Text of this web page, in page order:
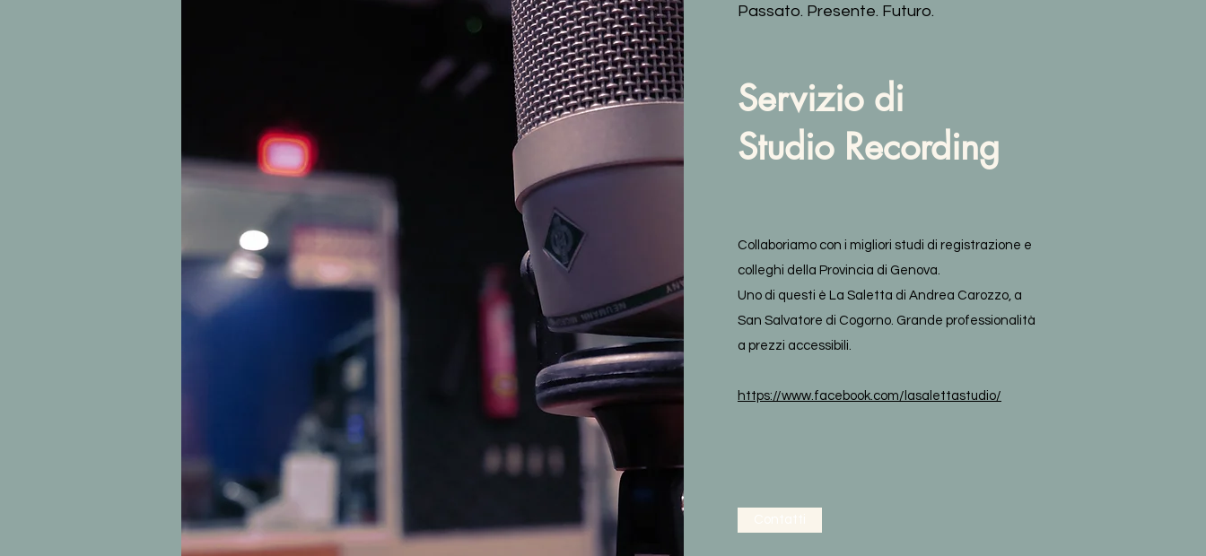
Passato. Presente. Futuro.
Servizio di
Studio Recording
Collaboriamo con i migliori studi di registrazione e
colleghi della Provincia di Genova.
Uno di questi è La Saletta di Andrea Carozzo, a
San Salvatore di Cogorno. Grande professionalità
a prezzi accessibili.
https://www.facebook.com/lasalettastudio/